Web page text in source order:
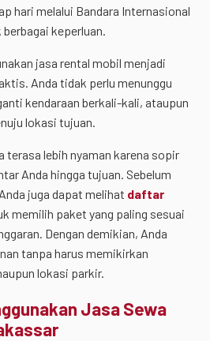
hari melalui Bandara Internasional
keperluan.
jasa rental mobil menjadi
Anda tidak perlu menunggu
kendaraan berkali-kali, ataupun
lokasi tujuan.
terasa lebih nyaman karena sopir
Anda hingga tujuan. Sebelum
juga dapat melihat daftar
memilih paket yang paling sesuai
Dengan demikian, Anda
tanpa harus memikirkan
lokasi parkir.
Jasa Sewa